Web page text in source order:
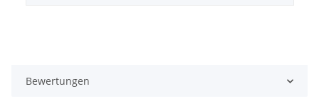
Bewertungen